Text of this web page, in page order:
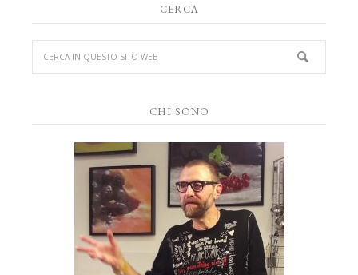
CERCA
CHI SONO